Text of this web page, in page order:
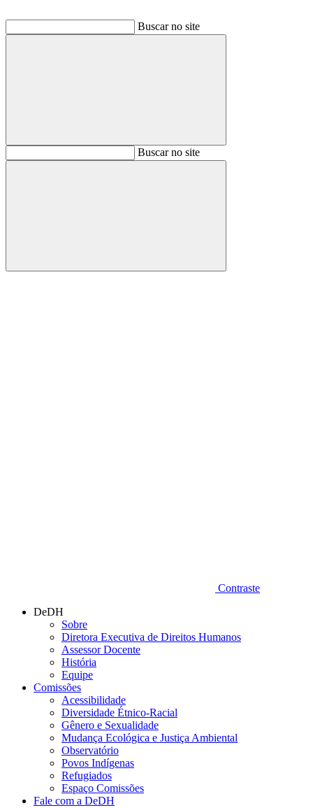
Buscar no site
BuscarBuscar no site
Buscar
Contraste
DeDH
Sobre
Diretora Executiva de Direitos Humanos
Assessor Docente
História
Equipe
Comissões
Acessibilidade
Diversidade Étnico-Racial
Gênero e Sexualidade
Mudança Ecológica e Justiça Ambiental
Observatório
Povos Indígenas
Refugiados
Espaço Comissões
Fale com a DeDH